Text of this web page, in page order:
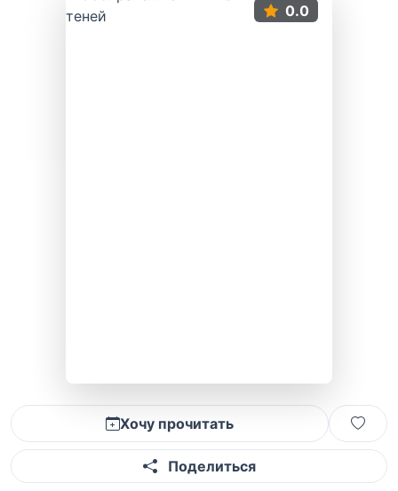
0.0
Хочу прочитать
Поделиться